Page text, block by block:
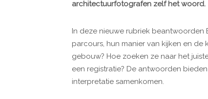
architectuurfotografen zelf het woord.
In deze nieuwe rubriek
parcours, hun manier van kijken en de
gebouw? Hoe zoeken ze naar het
een registratie? De antwoorden
interpretatie samenkomen.